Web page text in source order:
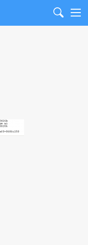
Search